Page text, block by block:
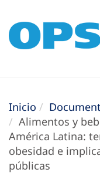
Inicio
Alimentos y
América Latina:
obesidad e
públicas